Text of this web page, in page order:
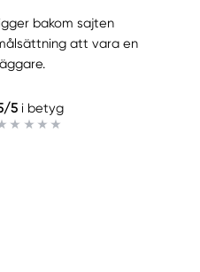
bakom sajten
att vara en
5i betyg